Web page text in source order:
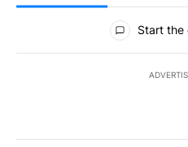
All Comments
Start the